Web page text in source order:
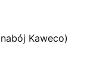
Kaweco)